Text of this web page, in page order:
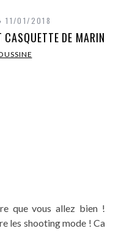
11/01/2018
CASQUETTE DE MARIN
que vous allez bien !
les shooting mode ! Ca